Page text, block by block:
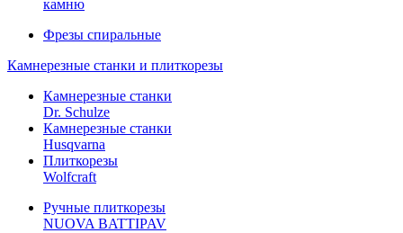
камню
Фрезы спиральные
Камнерезные станки и плиткорезы
Камнерезные станки
Dr. Schulze
Камнерезные станки
Husqvarna
Плиткорезы
Wolfcraft
Ручные плиткорезы
NUOVA BATTIPAV